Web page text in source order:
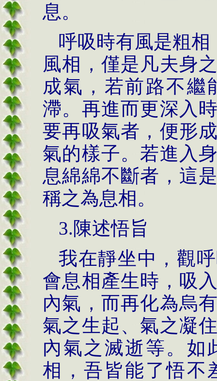
息。
呼吸時有風是粗
風相，僅是凡夫身
成氣，若前路不繼
滯。再進而更深入
要再吸氣者，便形
氣的樣子。若進入
息綿綿不斷者，這
稱之為息相。
3.陳述悟旨
我在靜坐中，觀
會息相產生時，吸
內氣，而再化為烏
氣之生起、氣之凝
內氣之滅逝等。如
相，吾皆能了悟不